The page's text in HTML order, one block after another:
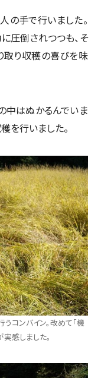
の手で行いました。
圧倒されつつも、そ
取り収穫の喜びを味
中はぬかるんでいま
を行いました。
コンバイン。改めて「機
感しました。